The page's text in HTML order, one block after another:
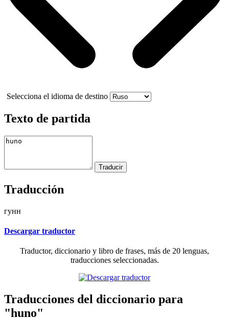
Selecciona el idioma de destino
Texto de partida
Traducción
гунн
Descargar traductor
Traductor, diccionario y libro de frases, más de 20 lenguas,
traducciones seleccionadas.
Traducciones del diccionario para
"huno"